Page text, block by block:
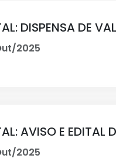
DISPENSA DE
2025
AVISO E
2025